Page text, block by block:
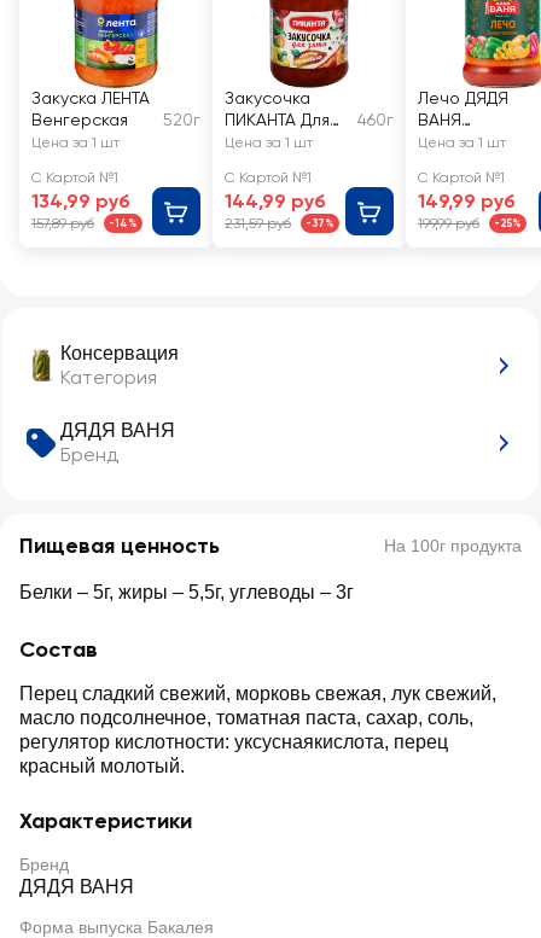
Консервация
Категория
ДЯДЯ ВАНЯ
Бренд
Пищевая ценность На 100г продукта
Белки – 5г, жиры – 5,5г, углеводы – 3г
Состав
Перец сладкий свежий, морковь свежая, лук свежий,
масло подсолнечное, томатная паста, сахар, соль,
регулятор кислотности: уксуснаякислота, перец
красный молотый.
Характеристики
Бренд
ДЯДЯ ВАНЯ
Форма выпуска Бакалея
Закуска ЛЕНТА
Венгерская
520г
Цена за 1 шт
С Картой №1
134,99 руб
157,89 руб -14%
Закусочка
ПИКАНТА Для
зятя
460г
Цена за 1 шт
С Картой №1
144,99 руб
231,59 руб -37%
Лечо ДЯДЯ
ВАНЯ
Закарпатское
Цена за 1 шт
С Картой №1
149,99 руб
199,99 руб -25%